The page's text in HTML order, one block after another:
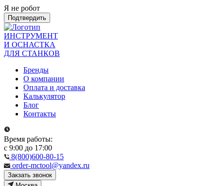
Я не робот
Подтвердить
ИНСТРУМЕНТ
И ОСНАСТКА
ДЛЯ СТАНКОВ
Бренды
О компании
Оплата и доставка
Калькулятор
Блог
Контакты
Время работы:
с 9:00 до 17:00
8(800)600-80-15
order-mctool@yandex.ru
Закзать звонок